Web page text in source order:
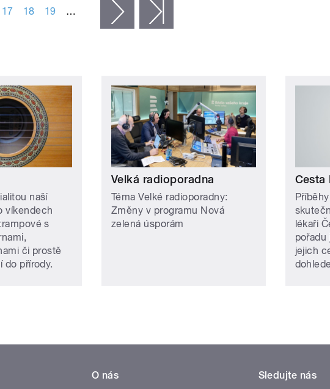
17 18 19 … následující ›
naší
víkendech
s
či prostě
do přírody.
Velká radioporadna
Téma Velké radioporadny:
Změny v programu Nová
zelená úsporám
Cesta
lékaři
pořadu
jejich
O nás Sledujte nás